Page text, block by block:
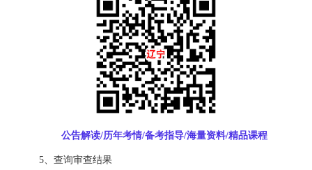
公告解读/历年考情/备考指导/海量资料/精品课程
5、查询审查结果